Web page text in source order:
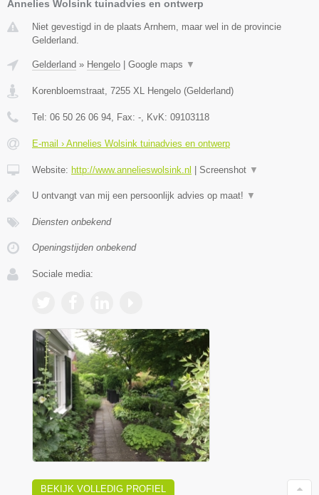
Annelies Wolsink tuinadvies en ontwerp
Niet gevestigd in de plaats Arnhem, maar wel in de provincie
Gelderland.
Gelderland » Hengelo Google maps ▼
Korenbloemstraat, 7255 XL Hengelo (Gelderland)
Tel: 06 50 26 06 94, Fax: -, KvK: 09103118
E-mail › Annelies Wolsink tuinadvies en ontwerp
Website: http://www.annelieswolsink.nl Screenshot ▼
U ontvangt van mij een persoonlijk advies op maat! ▼
Diensten onbekend
Openingstijden onbekend
Sociale media:
BEKIJK VOLLEDIG PROFIEL